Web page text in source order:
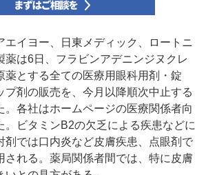
イヨー、日東メディック、ロートニ
薬は6日、フラビンアデニンジヌクレ
薬とする全ての医療用眼科用剤・錠
プ剤の販売を、今月以降順次中止する
。各社はホームページの医療関係者向
。ビタミンB2の欠乏による疾患などに
剤では口内炎など皮膚疾患、点眼剤で
される。薬局関係者間では、特に皮膚